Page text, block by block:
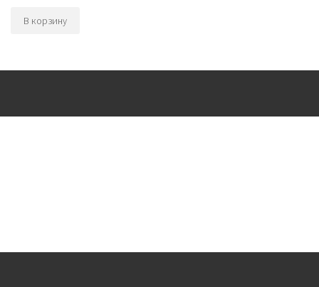
В корзину